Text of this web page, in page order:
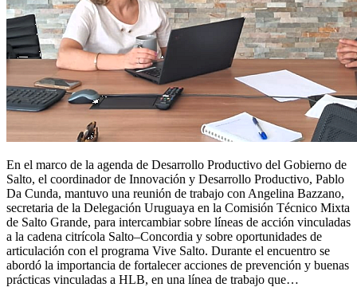
En el marco de la agenda de Desarrollo Productivo del Gobierno de
Salto, el coordinador de Innovación y Desarrollo Productivo, Pablo
Da Cunda, mantuvo una reunión de trabajo con Angelina Bazzano,
secretaria de la Delegación Uruguaya en la Comisión Técnico Mixta
de Salto Grande, para intercambiar sobre líneas de acción vinculadas
a la cadena citrícola Salto–Concordia y sobre oportunidades de
articulación con el programa Vive Salto. Durante el encuentro se
abordó la importancia de fortalecer acciones de prevención y buenas
prácticas vinculadas a HLB, en una línea de trabajo que…